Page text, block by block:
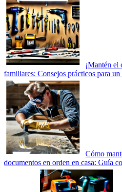
¡Mantén el
familiares: Consejos prácticos para
Cómo
documentos en orden en casa: Guía